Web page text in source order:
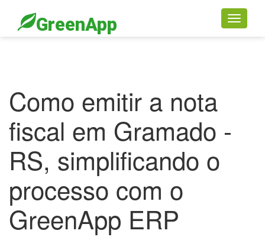
Toggle
GreenApp
Como emitir a nota
fiscal em Gramado -
RS, simplificando o
processo com o
GreenApp ERP